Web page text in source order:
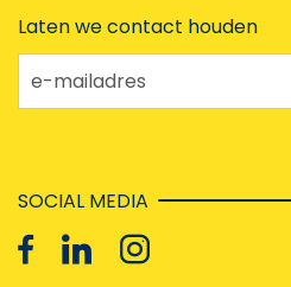
Laten we contact houden
e-mailadres
SOCIAL MEDIA